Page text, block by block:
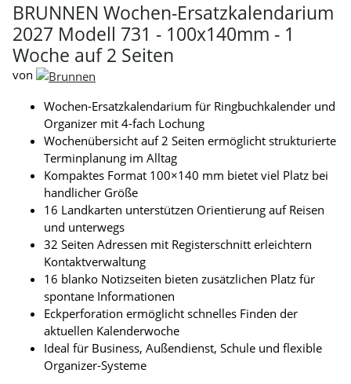
BRUNNEN Wochen-Ersatzkalendarium
2027 Modell 731 - 100x140mm - 1
Woche auf 2 Seiten
von
Wochen-Ersatzkalendarium für Ringbuchkalender und
Organizer mit 4-fach Lochung
Wochenübersicht auf 2 Seiten ermöglicht strukturierte
Terminplanung im Alltag
Kompaktes Format 100×140 mm bietet viel Platz bei
handlicher Größe
16 Landkarten unterstützen Orientierung auf Reisen
und unterwegs
32 Seiten Adressen mit Registerschnitt erleichtern
Kontaktverwaltung
16 blanko Notizseiten bieten zusätzlichen Platz für
spontane Informationen
Eckperforation ermöglicht schnelles Finden der
aktuellen Kalenderwoche
Ideal für Business, Außendienst, Schule und flexible
Organizer-Systeme